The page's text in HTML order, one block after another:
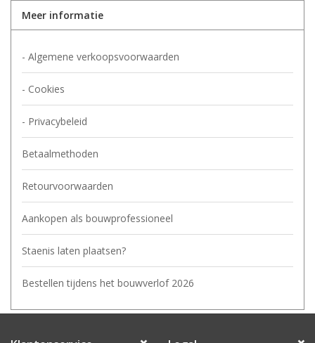
Meer informatie
- Algemene verkoopsvoorwaarden
- Cookies
- Privacybeleid
Betaalmethoden
Retourvoorwaarden
Aankopen als bouwprofessioneel
Staenis laten plaatsen?
Bestellen tijdens het bouwverlof 2026